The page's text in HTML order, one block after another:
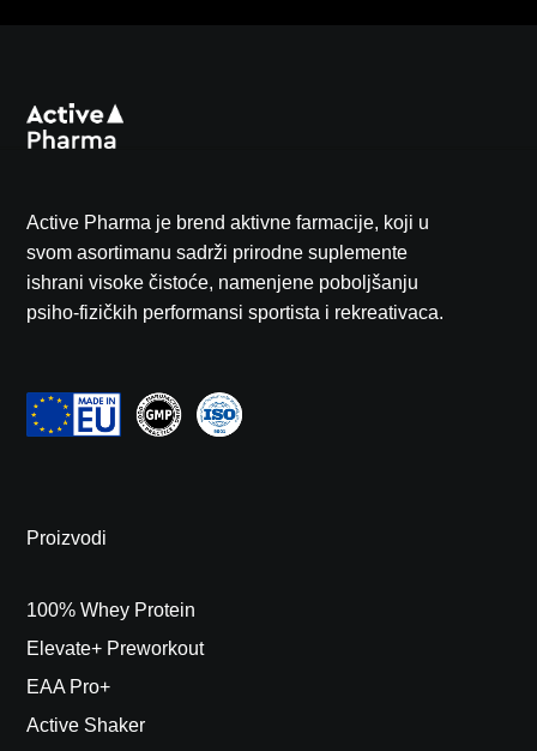
Nema proizvoda u korpi.
Active Pharma je brend aktivne farmacije, koji u
svom asortimanu sadrži prirodne suplemente
ishrani visoke čistoće, namenjene poboljšanju
psiho-fizičkih performansi sportista i rekreativaca.
Proizvodi
100% Whey Protein
Elevate+ Preworkout
EAA Pro+
Active Shaker